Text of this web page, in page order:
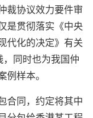
裁协议效力要件审
是贯彻落实《中央
代化的决定》有关
，同时也为我国仲
样本。
同，约定将其中